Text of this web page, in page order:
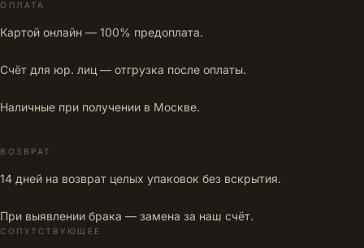
ОПЛАТА
Картой онлайн — 100% предоплата.
Счёт для юр. лиц — отгрузка после оплаты.
Наличные при получении в Москве.
ВОЗВРАТ
14 дней на возврат целых упаковок без вскрытия.
При выявлении брака — замена за наш счёт.
СОПУТСТВУЮЩЕЕ